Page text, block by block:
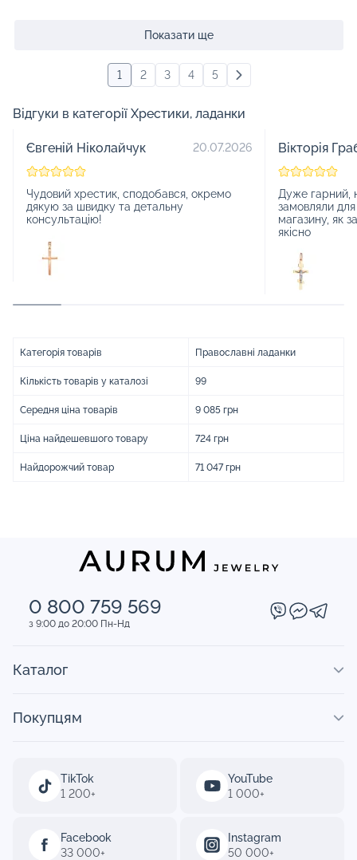
Показати ще
1 2 3 4 5
Відгуки в категорії Хрестики, ладанки
Євгеній Ніколайчук 20.07.2026
Чудовий хрестик, сподобався, окремо
дякую за швидку та детальну
консультацію!
Вікторія
Дуже гарний,
замовляли
магазину, як
якісно
Категорія товарів Православні ладанки
Кількість товарів у каталозі 99
Середня ціна товарів 9 085 грн
Ціна найдешевшого товару 724 грн
Найдорожчий товар 71 047 грн
0 800 759 569
з 9:00 до 20:00 Пн-Нд
TikTok
1 200+
YouTube
1 000+
Facebook
33 000+
Instagram
50 000+
Каталог
Покупцям